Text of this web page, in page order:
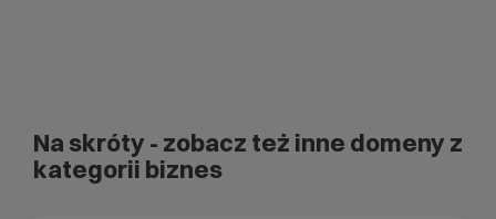
Na skróty - zobacz też inne domeny z
kategorii biznes